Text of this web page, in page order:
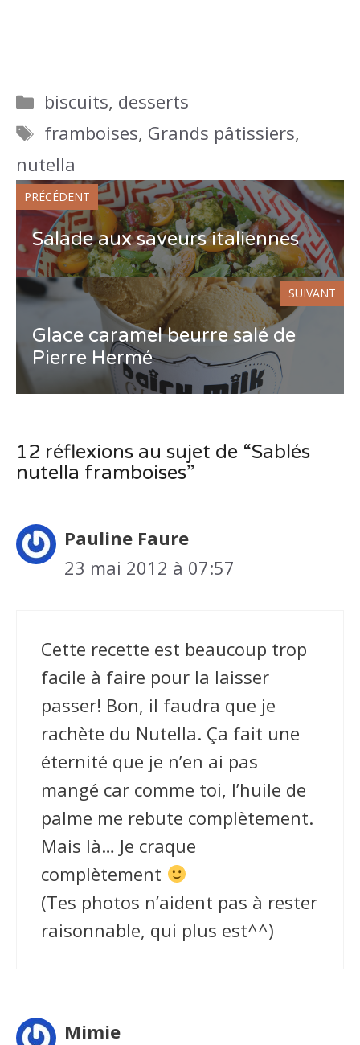
Catégories
biscuits, desserts
Étiquettes
framboises, Grands pâtissiers,
nutella
PRÉCÉDENT
Salade aux saveurs italiennes
SUIVANT
Glace caramel beurre salé de
Pierre Hermé
12 réflexions au sujet de “Sablés
nutella framboises”
Pauline Faure
23 mai 2012 à 07:57
Cette recette est beaucoup trop
facile à faire pour la laisser
passer! Bon, il faudra que je
rachète du Nutella. Ça fait une
éternité que je n’en ai pas
mangé car comme toi, l’huile de
palme me rebute complètement.
Mais là… Je craque
complètement
(Tes photos n’aident pas à rester
raisonnable, qui plus est^^)
Mimie